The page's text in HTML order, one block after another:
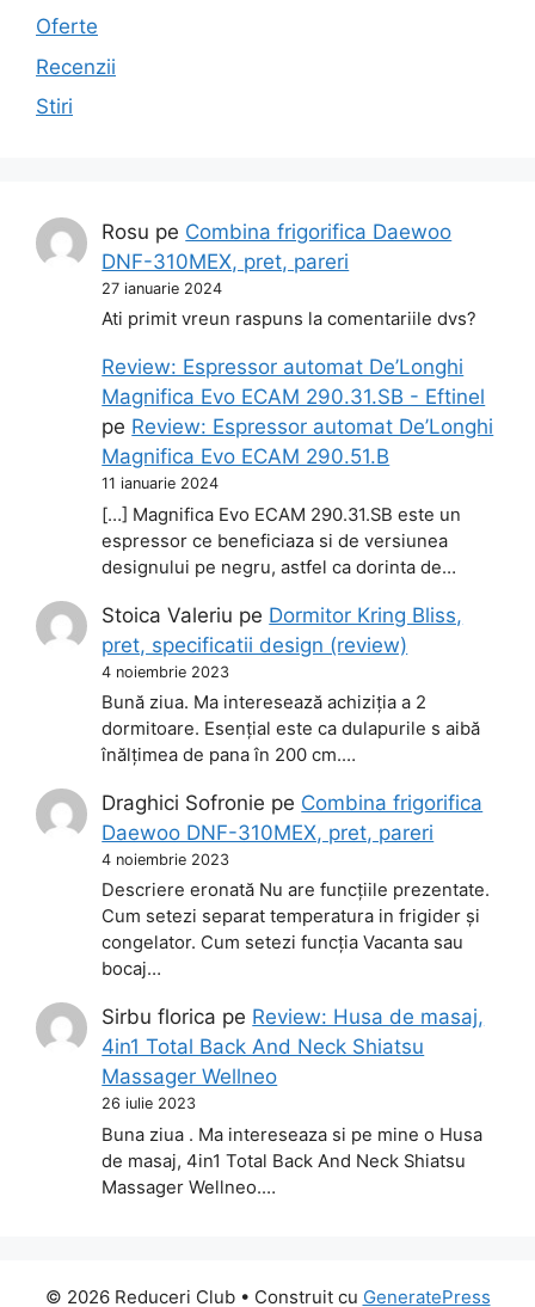
Oferte
Recenzii
Stiri
Rosu pe Combina frigorifica Daewoo
DNF-310MEX, pret, pareri
27 ianuarie 2024
Ati primit vreun raspuns la comentariile dvs?
Review: Espressor automat De’Longhi
Magnifica Evo ECAM 290.31.SB - Eftinel
pe Review: Espressor automat De’Longhi
Magnifica Evo ECAM 290.51.B
11 ianuarie 2024
[…] Magnifica Evo ECAM 290.31.SB este un
espressor ce beneficiaza si de versiunea
designului pe negru, astfel ca dorinta de…
Stoica Valeriu pe Dormitor Kring Bliss,
pret, specificatii design (review)
4 noiembrie 2023
Bună ziua. Ma interesează achiziția a 2
dormitoare. Esențial este ca dulapurile s aibă
înălțimea de pana în 200 cm.…
Draghici Sofronie pe Combina frigorifica
Daewoo DNF-310MEX, pret, pareri
4 noiembrie 2023
Descriere eronată Nu are funcțiile prezentate.
Cum setezi separat temperatura in frigider și
congelator. Cum setezi funcția Vacanta sau
bocaj…
Sirbu florica pe Review: Husa de masaj,
4in1 Total Back And Neck Shiatsu
Massager Wellneo
26 iulie 2023
Buna ziua . Ma intereseaza si pe mine o Husa
de masaj, 4in1 Total Back And Neck Shiatsu
Massager Wellneo.…
© 2026 Reduceri Club• Construit cu GeneratePress